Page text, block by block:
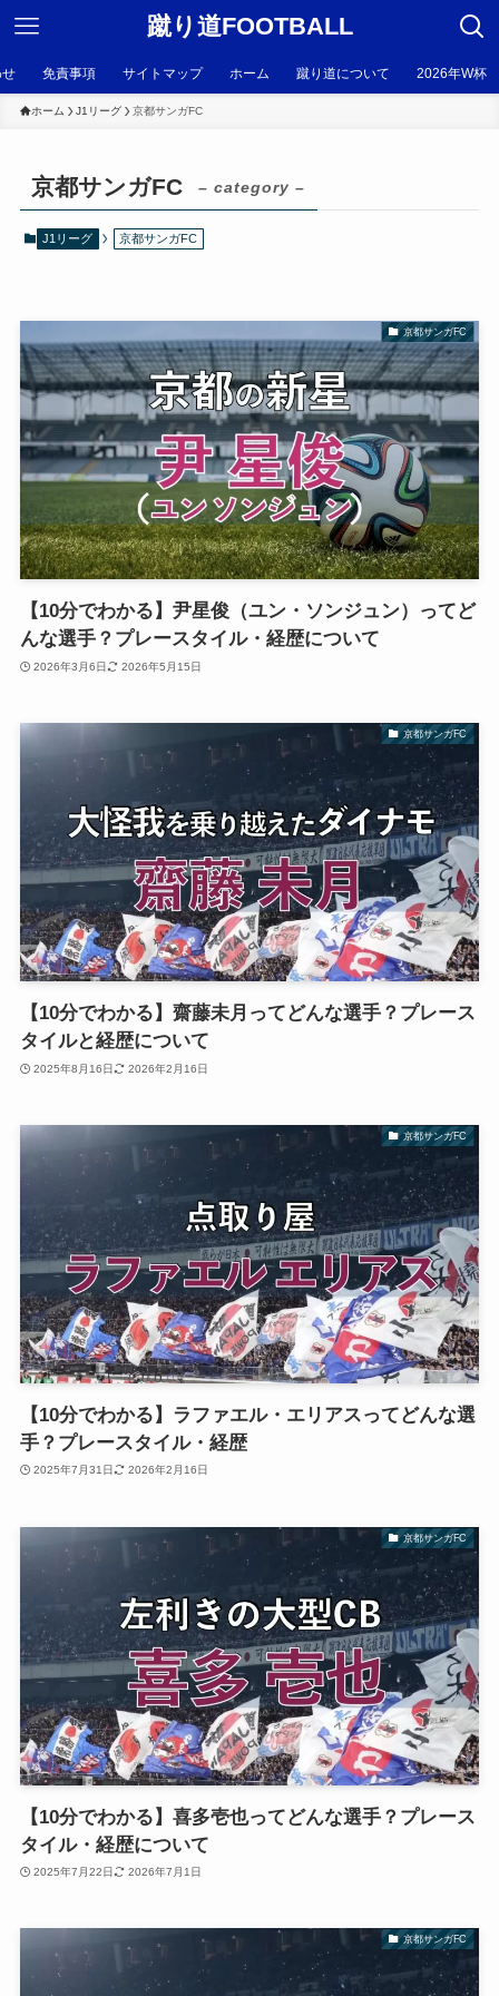
蹴り道FOOTBALL
免責事項 サイトマップ ホーム 蹴り道について 2026年W杯
ホーム J1リーグ 京都サンガFC
京都サンガFC – category –
J1リーグ 京都サンガFC
京都サンガFC
【10分でわかる】尹星俊（ユン・ソンジュン）ってど
んな選手？プレースタイル・経歴について
2026年3月6日 2026年5月15日
京都サンガFC
【10分でわかる】齋藤未月ってどんな選手？プレース
タイルと経歴について
2025年8月16日 2026年2月16日
京都サンガFC
【10分でわかる】ラファエル・エリアスってどんな選
手？プレースタイル・経歴
2025年7月31日 2026年2月16日
京都サンガFC
【10分でわかる】喜多壱也ってどんな選手？プレース
タイル・経歴について
2025年7月22日 2026年7月1日
京都サンガFC